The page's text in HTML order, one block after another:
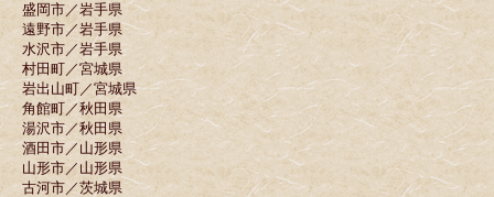
盛岡市／岩手県
遠野市／岩手県
水沢市／岩手県
村田町／宮城県
岩出山町／宮城県
角館町／秋田県
湯沢市／秋田県
酒田市／山形県
山形市／山形県
古河市／茨城県